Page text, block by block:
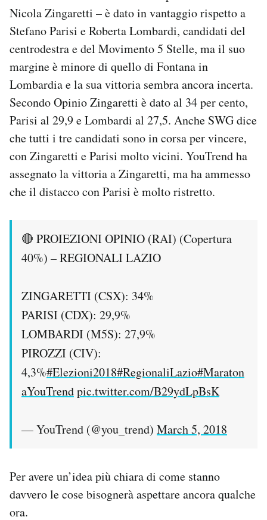
Nicola Zingaretti – è dato in vantaggio rispetto a
Stefano Parisi e Roberta Lombardi, candidati del
centrodestra e del Movimento 5 Stelle, ma il suo
margine è minore di quello di Fontana in
Lombardia e la sua vittoria sembra ancora incerta.
Secondo Opinio Zingaretti è dato al 34 per cento,
Parisi al 29,9 e Lombardi al 27,5. Anche SWG dice
che tutti i tre candidati sono in corsa per vincere,
con Zingaretti e Parisi molto vicini. YouTrend ha
assegnato la vittoria a Zingaretti, ma ha ammesso
che il distacco con Parisi è molto ristretto.
🔴 PROIEZIONI OPINIO (RAI) (Copertura
40%) – REGIONALI LAZIO
ZINGARETTI (CSX): 34%
PARISI (CDX): 29,9%
LOMBARDI (M5S): 27,9%
PIROZZI (CIV):
4,3%#Elezioni2018#RegionaliLazio#Maraton
aYouTrendpic.twitter.com/B29ydLpBsK
— YouTrend (@you_trend) March 5, 2018
Per avere un’idea più chiara di come stanno
davvero le cose bisognerà aspettare ancora qualche
ora.